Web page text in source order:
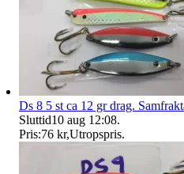
Ds 8 5 st ca 12 gr drag.
Sluttid10 aug 12:08.
Pris:76 kr,Utropspris.